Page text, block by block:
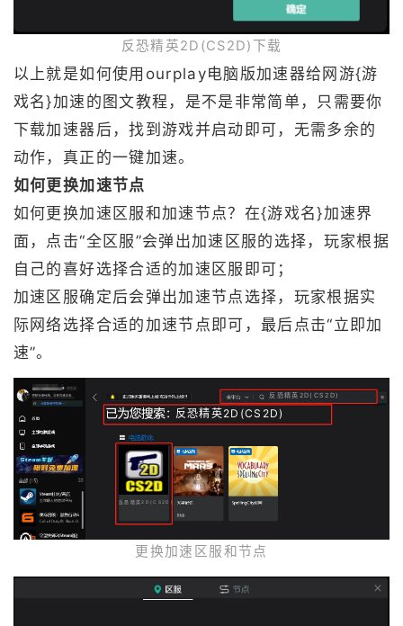
反恐精英2D(CS2D)下载
以上就是如何使用ourplay电脑版加速器给网游{游
戏名}加速的图文教程，是不是非常简单，只需要你
下载加速器后，找到游戏并启动即可，无需多余的
动作，真正的一键加速。
如何更换加速节点
如何更换加速区服和加速节点？在{游戏名}加速界
面，点击“全区服”会弹出加速区服的选择，玩家根据
自己的喜好选择合适的加速区服即可；
加速区服确定后会弹出加速节点选择，玩家根据实
际网络选择合适的加速节点即可，最后点击“立即加
速”。
反恐精英2D(CS2D)
反恐精英2D(CS2D)
反恐精英2D(CS2D)
更换加速区服和节点